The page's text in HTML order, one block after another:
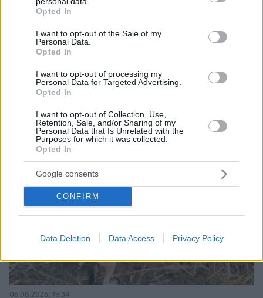
grant or deny consent to Google and its third-party tags to
use your data for below specified purposes in below Google
consent section.
Opted In
I want to opt-out of the Sale of my
Personal Data.
Opted In
I want to opt-out of processing my
Personal Data for Targeted Advertising.
Opted In
I want to opt-out of Collection, Use,
Retention, Sale, and/or Sharing of my
Personal Data that Is Unrelated with the
Purposes for which it was collected.
Opted In
Google consents
CONFIRM
Data Deletion Data Access Privacy Policy
που παρουσιάζονται ως πραγματικά γεγονότα
06.08.2026, 19:34